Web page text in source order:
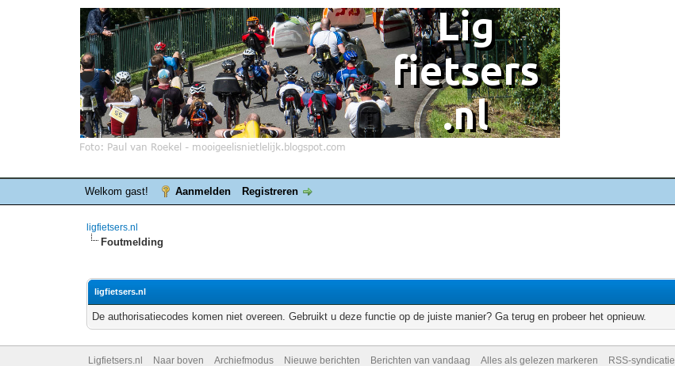
Welkom gast! Aanmelden Registreren
ligfietsers.nl
Foutmelding
ligfietsers.nl
De authorisatiecodes komen niet overeen. Gebruikt u deze functie op de juiste manier? Ga terug en probeer het opnieuw.
Ligfietsers.nl Naar boven Archiefmodus Nieuwe berichten Berichten van vandaag Alles als gelezen markeren RSS-syndicatie